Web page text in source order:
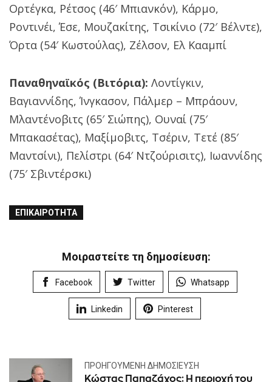
Ορτέγκα, Ρέτσος (46′ Μπιανκόν), Κάρμο,
Ροντινέι, Έσε, Μουζακίτης, Τσικίνιο (72′ Βέλντε),
Όρτα (54′ Κωστούλας), Ζέλσον, Ελ Κααμπί
Παναθηναϊκός (Βιτόρια): Λοντίγκιν,
Βαγιαννίδης, Ίνγκασον, Πάλμερ – Μπράουν,
Μλαντένοβιτς (65′ Σιώπης), Ουναί (75′
Μπακασέτας), Μαξίμοβιτς, Τσέριν, Τετέ (85′
Μαντσίνι), Πελίστρι (64′ Ντζούρισιτς), Ιωαννίδης
(75′ Σβιντέρσκι)
ΕΠΙΚΑΙΡΌΤΗΤΑ
Μοιραστείτε τη δημοσίευση:
Facebook Twitter Whatsapp
Linkedin Pinterest
ΠΡΟΗΓΟΎΜΕΝΗ ΔΗΜΟΣΊΕΥΣΗ
Κώστας Παπαζάχος: Η περιοχή του